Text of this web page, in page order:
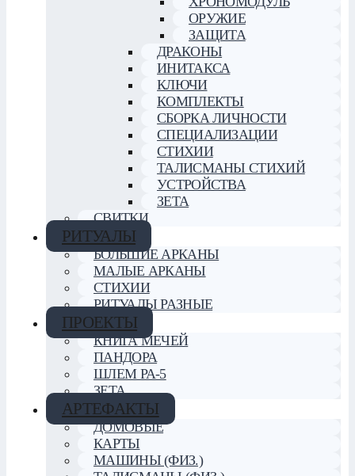
ОРУЖИЕ
ЗАЩИТА
ДРАКОНЫ
ИНИТАКСА
КЛЮЧИ
КОМПЛЕКТЫ
СБОРКА ЛИЧНОСТИ
СПЕЦИАЛИЗАЦИИ
СТИХИИ
ТАЛИСМАНЫ СТИХИЙ
УСТРОЙСТВА
ЗЕТА
СВИТКИ
РИТУАЛЫ
БОЛЬШИЕ АРКАНЫ
МАЛЫЕ АРКАНЫ
СТИХИИ
РИТУАЛЫ РАЗНЫЕ
ПРОЕКТЫ
КНИГА МЕЧЕЙ
ПАНДОРА
ШЛЕМ РА-5
ЗЕТА
АРТЕФАКТЫ
ДОМОВЫЕ
КАРТЫ
МАШИНЫ (ФИЗ.)